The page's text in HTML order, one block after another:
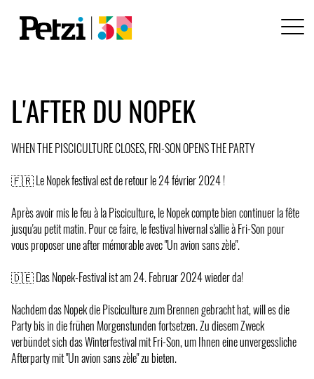
L'AFTER DU NOPEK
WHEN THE PISCICULTURE CLOSES, FRI-SON OPENS THE PARTY
🇫🇷 Le Nopek festival est de retour le 24 février 2024 !
Après avoir mis le feu à la Pisciculture, le Nopek compte bien continuer la fête
jusqu'au petit matin. Pour ce faire, le festival hivernal s'allie à Fri-Son pour
vous proposer une after mémorable avec "Un avion sans zèle".
🇩🇪 Das Nopek-Festival ist am 24. Februar 2024 wieder da!
Nachdem das Nopek die Pisciculture zum Brennen gebracht hat, will es die
Party bis in die frühen Morgenstunden fortsetzen. Zu diesem Zweck
verbündet sich das Winterfestival mit Fri-Son, um Ihnen eine unvergessliche
Afterparty mit "Un avion sans zèle" zu bieten.